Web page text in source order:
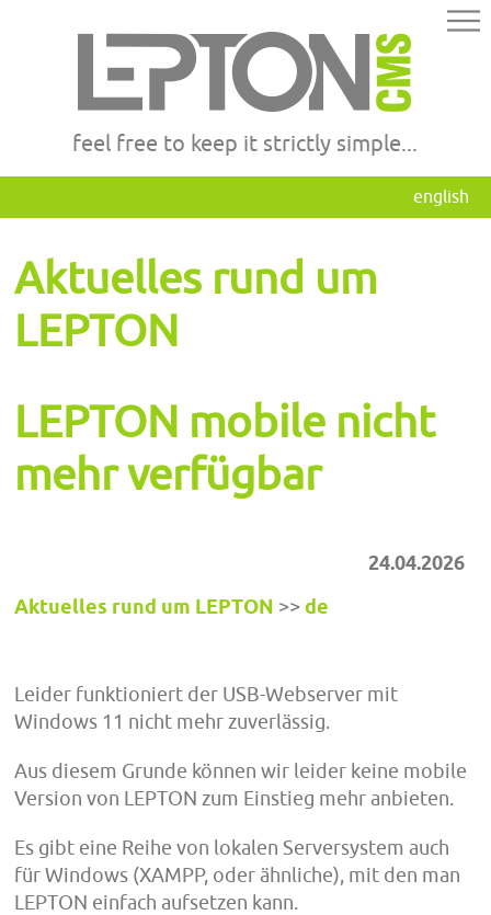
feel free to keep it strictly simple...
english
Aktuelles rund um
LEPTON
LEPTON mobile nicht
mehr verfügbar
24.04.2026
Aktuelles rund um LEPTON >>de
Leider funktioniert der USB-Webserver mit
Windows 11 nicht mehr zuverlässig.
Aus diesem Grunde können wir leider keine mobile
Version von LEPTON zum Einstieg mehr anbieten.
Es gibt eine Reihe von lokalen Serversystem auch
für Windows (XAMPP, oder ähnliche), mit den man
LEPTON einfach aufsetzen kann.